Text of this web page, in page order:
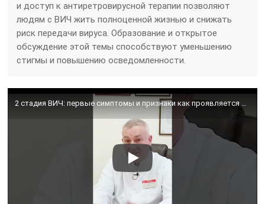
и доступ к антиретровирусной терапии позволяют
людям с ВИЧ жить полноценной жизнью и снижать
риск передачи вируса. Образование и открытое
обсуждение этой темы способствуют уменьшению
стигмы и повышению осведомленности.